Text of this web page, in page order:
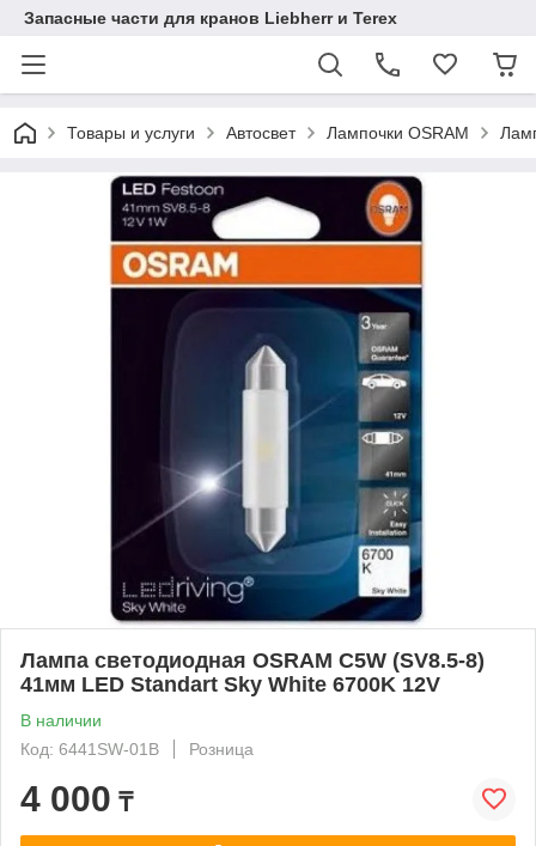
Запасные части для кранов Liebherr и Terex
Товары и услуги Автосвет Лампочки OSRAM
Лампа светодиодная OSRAM C5W (SV8.5-8)
41мм LED Standart Sky White 6700K 12V
В наличии
Код: 6441SW-01B
Розница
4 000 ₸